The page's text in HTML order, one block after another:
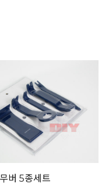
버 5종세트